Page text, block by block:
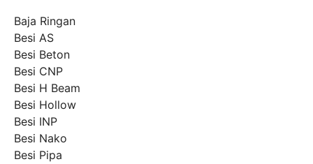
Baja Ringan
Besi AS
Besi Beton
Besi CNP
Besi H Beam
Besi Hollow
Besi INP
Besi Nako
Besi Pipa